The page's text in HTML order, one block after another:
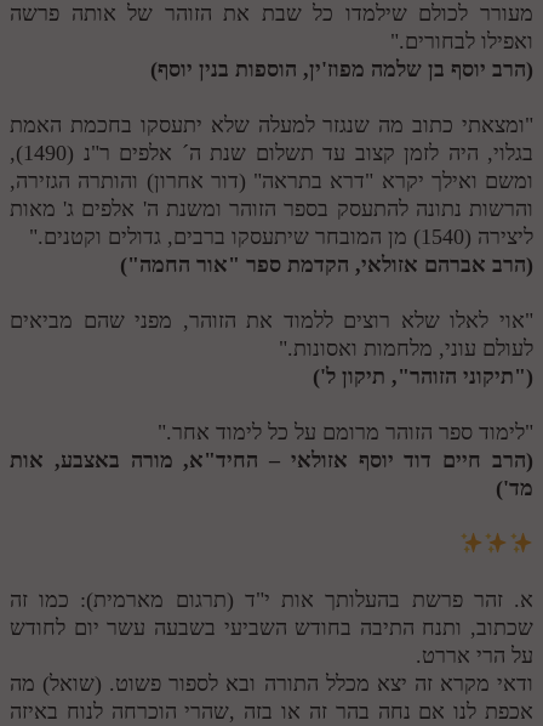
מעורר לכולם שילמדו כל שבת את הזוהר של אותה פרשה
ואפילו לבחורים."
(הרב יוסף בן שלמה מפוז'ין, הוספות בנין יוסף)
"ומצאתי כתוב מה שנגזר למעלה שלא יתעסקו בחכמת האמת
בגלוי, היה לזמן קצוב עד תשלום שנת ה´ אלפים ר"נ (1490),
ומשם ואילך יקרא "דרא בתראה" (דור אחרון) והותרה הגזירה,
והרשות נתונה להתעסק בספר הזוהר ומשנת ה' אלפים ג' מאות
ליצירה (1540) מן המובחר שיתעסקו ברבים, גדולים וקטנים."
(הרב אברהם אזולאי, הקדמת ספר "אור החמה")
"אוי לאלו שלא רוצים ללמוד את הזוהר, מפני שהם מביאים
לעולם עוני, מלחמות ואסונות."
("תיקוני הזוהר", תיקון ל')
"לימוד ספר הזוהר מרומם על כל לימוד אחר."
(הרב חיים דוד יוסף אזולאי – החיד"א, מורה באצבע, אות
מד')
א. זהר פרשת בהעלותך אות י"ד (תרגום מארמית): כמו זה
שכתוב, ותנח התיבה בחודש השביעי בשבעה עשר יום לחודש
על הרי אררט.
ודאי מקרא זה יצא מכלל התורה ובא לספור פשוט. (שואל) מה
אכפת לנו אם נחה בהר זה או בזה ,שהרי הוכרחה לנוח באיזה